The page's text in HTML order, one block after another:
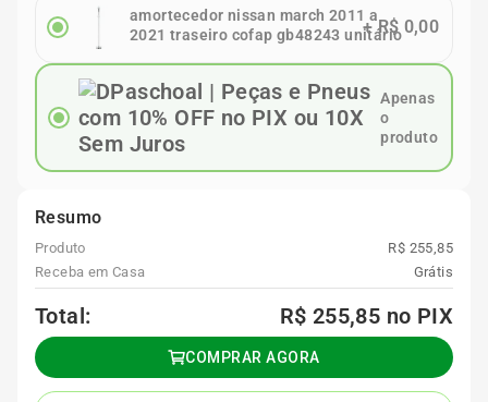
amortecedor nissan march 2011 a
2021 traseiro cofap gb48243 unitário
+R$ 0,00
Apenas
o
produto
Resumo
Produto
R$ 255,85
Receba em Casa
Grátis
Total: R$ 255,85 no PIX
COMPRAR AGORA